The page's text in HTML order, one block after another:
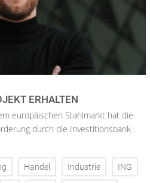
ERHALTEN
europäischen Stahlmarkt hat die
durch die Investitionsbank
Handel Industrie ING